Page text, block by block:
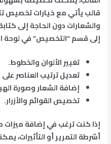
قالب يأتي مع خيارات تخصيص
والشعارات دون الحاجة إلى
إلى قسم “التخصيص” في لوحة
تغيير الألوان والخطوط.
تعديل ترتيب العناصر
إضافة الشعار وصورة
تخصيص القوائم والأزرار.
إذا كنت ترغب في إضافة ميزات
أشرطة التمرير أو التأثيرات،